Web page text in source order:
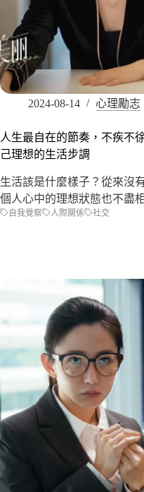
2024-08-14 心理勵志
人生最自在的節奏，不疾不
己理想的生活步調
生活該是什麼樣子？從來沒
個人心中的理想狀態也不盡
自我覺察 人際關係 社交